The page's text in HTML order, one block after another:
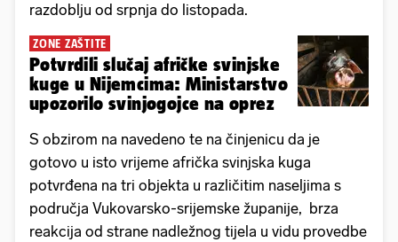
razdoblju od srpnja do listopada.
ZONE ZAŠTITE
Potvrdili slučaj afričke svinjske
kuge u Nijemcima: Ministarstvo
upozorilo svinjogojce na oprez
S obzirom na navedeno te na činjenicu da je
gotovo u isto vrijeme afrička svinjska kuga
potvrđena na tri objekta u različitim naseljima s
područja Vukovarsko-srijemske županije, brza
reakcija od strane nadležnog tijela u vidu provedbe